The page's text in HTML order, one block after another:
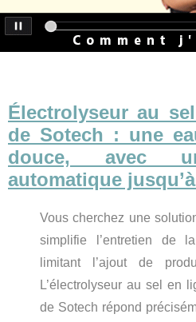
Électrolyseur au
de Sotech : une
douce, avec
automatique jusqu’à
Vous cherchez une
simplifie l’entretien de
limitant l’ajout de
L’électrolyseur au sel en
de Sotech répond